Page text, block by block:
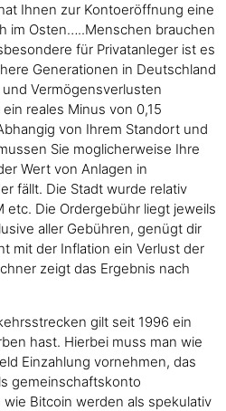
Ihnen zur Kontoeröffnung eine
im Osten…..Menschen brauchen
für Privatanleger ist es
Generationen in Deutschland
Vermögensverlusten
reales Minus von 0,15
von Ihrem Standort und
Sie moglicherweise Ihre
Wert von Anlagen in
fällt. Die Stadt wurde relativ
etc. Die Ordergebühr liegt jeweils
aller Gebühren, genügt dir
mit der Inflation ein Verlust der
zeigt das Ergebnis nach
gilt seit 1996 ein
hast. Hierbei muss man wie
Einzahlung vornehmen, das
gemeinschaftskonto
Bitcoin werden als spekulativ